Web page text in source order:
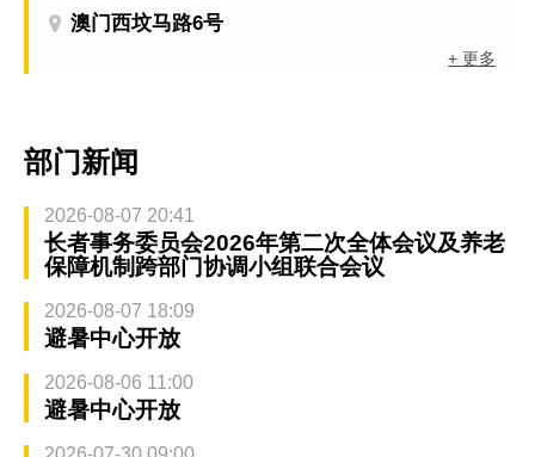
澳门西坟马路6号
+ 更多
部门新闻
2026-08-07 20:41
长者事务委员会2026年第二次全体会议及养老
保障机制跨部门协调小组联合会议
2026-08-07 18:09
避暑中心开放
2026-08-06 11:00
避暑中心开放